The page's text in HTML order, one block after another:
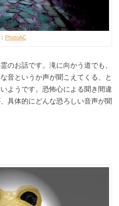
PhotoAC
のお話です。滝に向かう道でも、
音というか声が聞こえてくる、と
ようです。恐怖心による聞き間違
具体的にどんな恐ろしい音声が聞